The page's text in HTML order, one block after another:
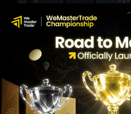
بروكر مناسب للتداول أو العقار
وسيطًا ماليًا للتداول أم
الخلط بينهما يقودك لجهة غير